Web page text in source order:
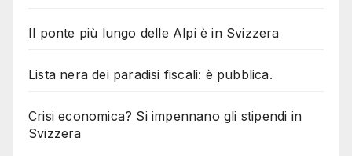
Il ponte più lungo delle Alpi è in Svizzera
Lista nera dei paradisi fiscali: è pubblica.
Crisi economica? Si impennano gli stipendi in
Svizzera